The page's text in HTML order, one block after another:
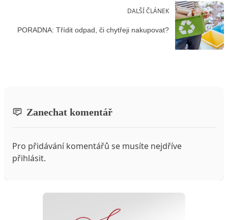
DALŠÍ ČLÁNEK
PORADNA: Třídit odpad, či chytřeji nakupovat?
Zanechat komentář
Pro přidávání komentářů se musíte nejdříve
přihlásit.